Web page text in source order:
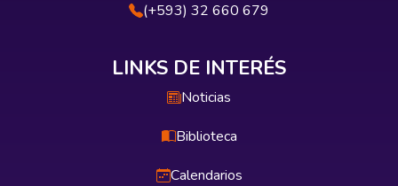
(+593) 32 660 679
LINKS DE INTERÉS
Noticias
Biblioteca
Calendarios